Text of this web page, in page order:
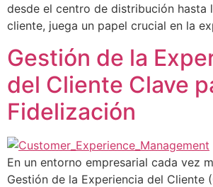
desde el centro de distribución hasta
cliente, juega un papel crucial en la
Gestión de la
del Cliente Clave
Fidelización
En un entorno empresarial cada vez
Gestión de la Experiencia del Cliente